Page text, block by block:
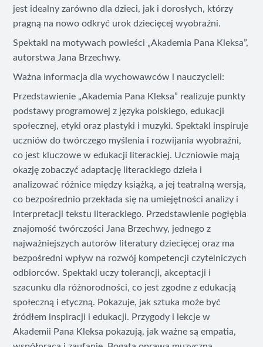
jest idealny zarówno dla dzieci, jak i dorosłych, którzy
pragną na nowo odkryć urok dziecięcej wyobraźni.
Spektakl na motywach powieści „Akademia Pana Kleksa”,
autorstwa Jana Brzechwy.
Ważna informacja dla wychowawców i nauczycieli:
Przedstawienie „Akademia Pana Kleksa” realizuje punkty
podstawy programowej z języka polskiego, edukacji
społecznej, etyki oraz plastyki i muzyki. Spektakl inspiruje
uczniów do twórczego myślenia i rozwijania wyobraźni,
co jest kluczowe w edukacji literackiej. Uczniowie mają
okazję zobaczyć adaptację literackiego dzieła i
analizować różnice między książką, a jej teatralną wersją,
co bezpośrednio przekłada się na umiejętności analizy i
interpretacji tekstu literackiego. Przedstawienie pogłębia
znajomość twórczości Jana Brzechwy, jednego z
najważniejszych autorów literatury dziecięcej oraz ma
bezpośredni wpływ na rozwój kompetencji czytelniczych
odbiorców. Spektakl uczy tolerancji, akceptacji i
szacunku dla różnorodności, co jest zgodne z edukacją
społeczną i etyczną. Pokazuje, jak sztuka może być
źródłem inspiracji i edukacji. Przygody i lekcje w
Akademii Pana Kleksa pokazują, jak ważne są empatia,